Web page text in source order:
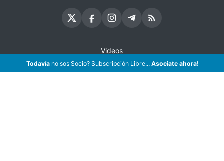
Videos
Oficios
Todavíano sos Socio? Subscripción Libre... Asociate ahora!